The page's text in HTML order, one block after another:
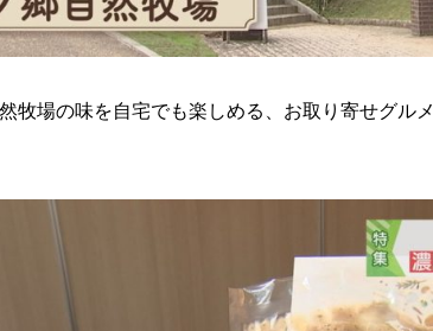
牧場の味を自宅でも楽しめる、お取り寄せグルメ